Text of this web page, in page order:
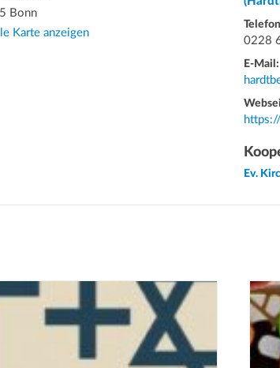
Bonn
Karte anzeigen
0228
E-Mail:
Ev.